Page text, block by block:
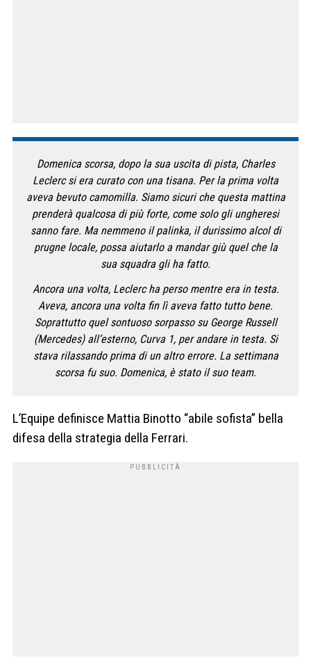
Domenica scorsa, dopo la sua uscita di pista, Charles
Leclerc si era curato con una tisana. Per la prima volta
aveva bevuto camomilla. Siamo sicuri che questa mattina
prenderà qualcosa di più forte, come solo gli ungheresi
sanno fare. Ma nemmeno il palinka, il durissimo alcol di
prugne locale, possa aiutarlo a mandar giù quel che la
sua squadra gli ha fatto.
Ancora una volta, Leclerc ha perso mentre era in testa.
Aveva, ancora una volta fin lì aveva fatto tutto bene.
Soprattutto quel sontuoso sorpasso su George Russell
(Mercedes) all’esterno, Curva 1, per andare in testa. Si
stava rilassando prima di un altro errore. La settimana
scorsa fu suo. Domenica, è stato il suo team.
L’Equipe definisce Mattia Binotto “abile sofista” bella
difesa della strategia della Ferrari.